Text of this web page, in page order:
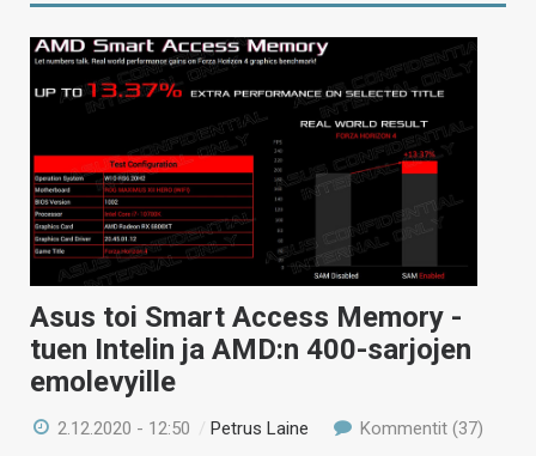
Asus toi Smart Access Memory -
tuen Intelin ja AMD:n 400-sarjojen
emolevyille
2.12.2020 - 12:50 / Petrus Laine Kommentit (37)